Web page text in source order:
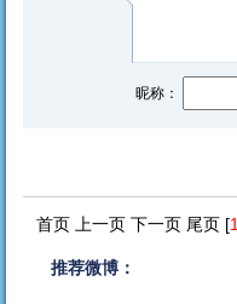
昵称：
首页 上一页 下一页 尾页 [1
推荐微博：